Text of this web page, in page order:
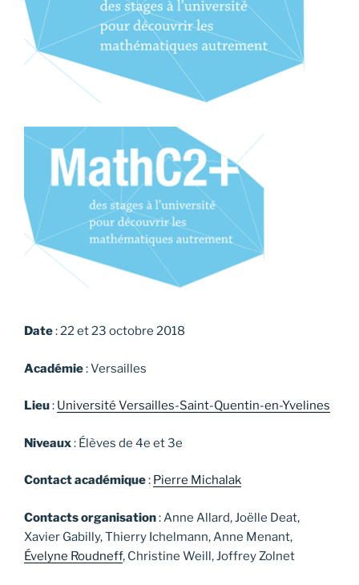
Date: 22 et 23 octobre 2018
Académie: Versailles
Lieu: Université Versailles-Saint-Quentin-en-Yvelines
Niveaux: Élèves de 4e et 3e
Contact académique: Pierre Michalak
Contacts organisation: Anne Allard, Joëlle Deat,
Xavier Gabilly, Thierry Ichelmann, Anne Menant,
Évelyne Roudneff, Christine Weill, Joffrey Zolnet